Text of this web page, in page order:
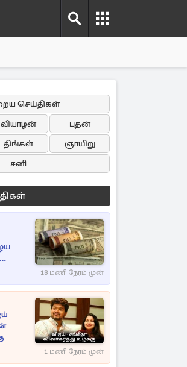
செய்திகள்
வியாழன்
புதன்
திங்கள்
ஞாயிறு
சனி
18 மணி நேரம் முன்
1 மணி நேரம் முன்